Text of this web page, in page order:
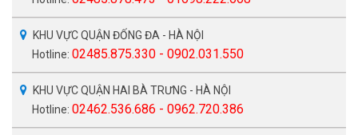
KHU VỰC QUẬN ĐỐNG ĐA - HÀ NỘI
Hotline: 02485.875.330 - 0902.031.550
KHU VỰC QUẬN HAI BÀ TRƯNG - HÀ NỘI
Hotline: 02462.536.686 - 0962.720.386